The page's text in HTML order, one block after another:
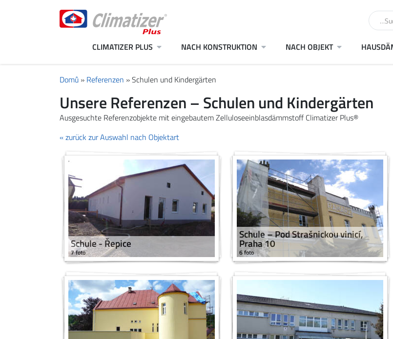
CLIMATIZER PLUS NACH KONSTRUKTION NACH OBJEKT
Domů » Referenzen »Schulen und Kindergärten
Unsere Referenzen – Schulen und Kindergärten
Ausgesuchte Referenzobjekte mit eingebautem Zelluloseeinblasdämmstoff Climatizer Plus®
« zurück zur Auswahl nach Objektart
Schule - Řepice
7 foto
Schule – Pod Strašnickou vinicí,
Praha 10
6 foto